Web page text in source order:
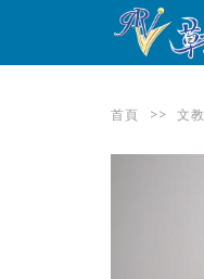
首頁 >> 文教